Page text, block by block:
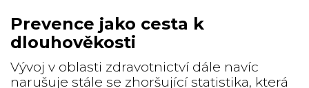
Prevence jako cesta k
dlouhověkosti
Vývoj v oblasti zdravotnictví dále navíc
narušuje stále se zhoršující statistika, která